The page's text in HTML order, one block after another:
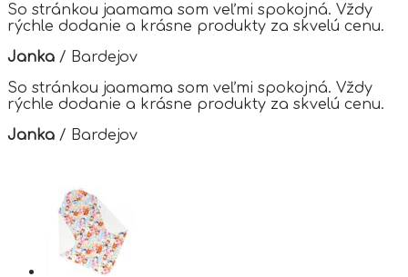
So stránkou jaamama som veľmi spokojná. Vždy
rýchle dodanie a krásne produkty za skvelú cenu.
Janka / Bardejov
So stránkou jaamama som veľmi spokojná. Vždy
rýchle dodanie a krásne produkty za skvelú cenu.
Janka / Bardejov